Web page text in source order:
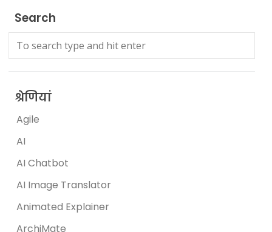
Search
श्रेणियां
Agile
AI
AI Chatbot
AI Image Translator
Animated Explainer
ArchiMate